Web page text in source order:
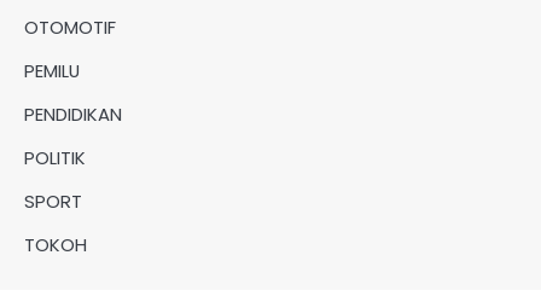
OTOMOTIF
PEMILU
PENDIDIKAN
POLITIK
SPORT
TOKOH